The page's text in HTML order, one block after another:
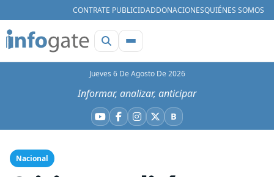
CONTRATE PUBLICIDADDONACIONESQUIÉNES SOMOS
Jueves 6 De Agosto De 2026
Informar, analizar, anticipar
YouTube
Facebook
Instagram
X BBluesky
Nacional